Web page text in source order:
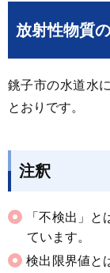
放射性物質
銚子市の水道水
とおりです。
注釈
「不検出」
ています。
検出限界値と